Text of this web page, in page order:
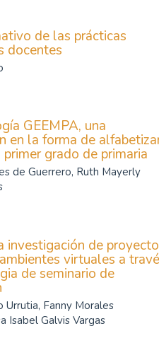
de las prácticas
docentes
GEEMPA, una
en la forma de
grado de primaria
de Guerrero, Ruth Mayerly
investigación de
virtuales a
de seminario de
Urrutia, Fanny Morales
Isabel Galvis Vargas